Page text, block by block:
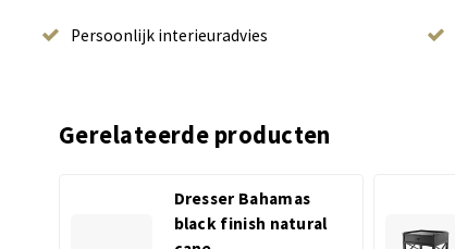
Persoonlijk interieuradvies
Gerelateerde producten
Dresser Bahamas
black finish natural